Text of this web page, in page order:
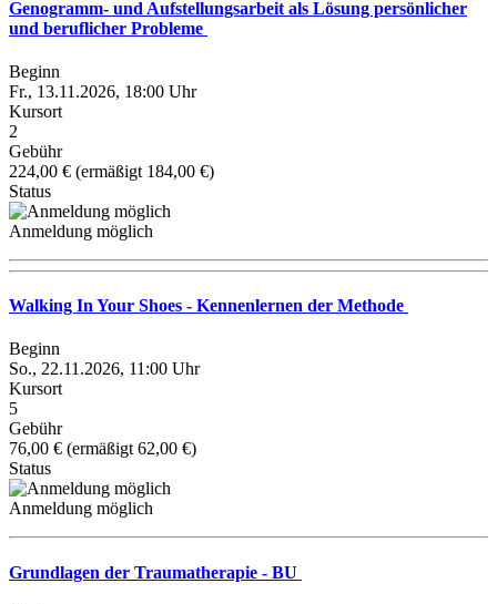
Genogramm- und Aufstellungsarbeit als Lösung persönlicher
und beruflicher Probleme
Beginn
Fr., 13.11.2026, 18:00 Uhr
Kursort
2
Gebühr
224,00 € (ermäßigt 184,00 €)
Status
Anmeldung möglich
Walking In Your Shoes - Kennenlernen der Methode
Beginn
So., 22.11.2026, 11:00 Uhr
Kursort
5
Gebühr
76,00 € (ermäßigt 62,00 €)
Status
Anmeldung möglich
Grundlagen der Traumatherapie - BU